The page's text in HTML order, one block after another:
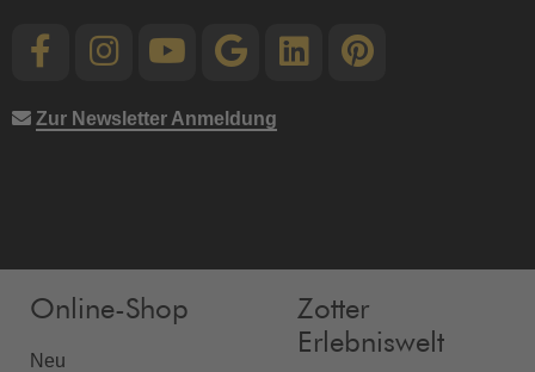
Zur Newsletter Anmeldung
Online-Shop
Neu
Zotter
Erlebniswelt